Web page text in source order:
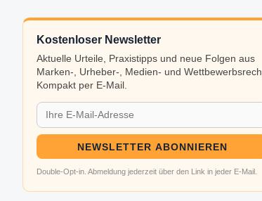
Kostenloser Newsletter
Aktuelle Urteile, Praxistipps und neue Folgen aus
Marken-, Urheber-, Medien- und
Kompakt per E-Mail.
NEWSLETTER ABONNIEREN
Double-Opt-in. Abmeldung jederzeit über den Link in jeder E-Mail.